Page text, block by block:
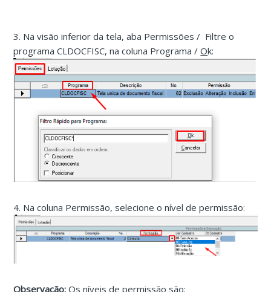
3. Na visão inferior da tela, aba Permissões / Filtre o
programa CLDOCFISC, na coluna Programa /Ok:
4. Na coluna Permissão, selecione o nível de permissão:
Observação: Os níveis de permissão são: